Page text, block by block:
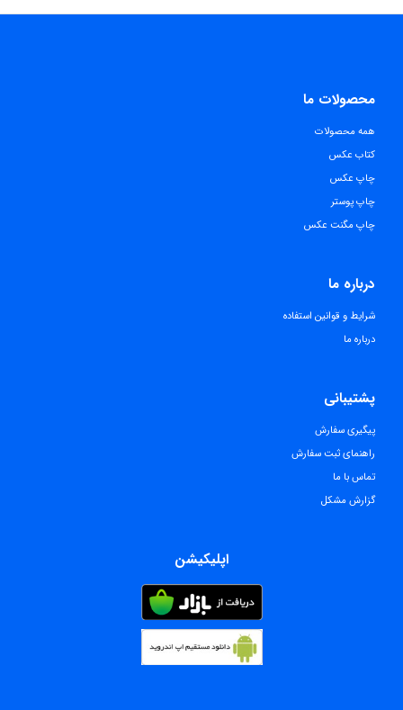
محصولات ما
همه محصولات
کتاب عکس
چاپ عکس
چاپ پوستر
چاپ مگنت عکس
درباره ما
شرایط و قوانین استفاده
درباره ما
پشتیبانی
پیگیری سفارش
راهنمای ثبت سفارش
تماس با ما
گزارش مشکل
اپلیکیشن